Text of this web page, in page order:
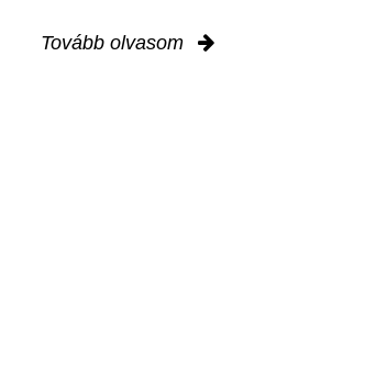
Tovább olvasom